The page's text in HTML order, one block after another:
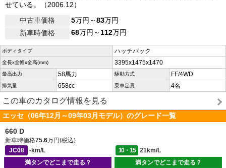
せている。（2006.12）
中古車価格
5万円～83万円
新車時価格
68万円～112万円
ボディタイプ ハッチバック
全長x全幅x全高(mm) 3395x1475x1470
最高出力 58馬力 駆動方式 FF/4WD
排気量 658cc 乗車定員 4名
この車のカタログ情報を見る
エッセ（06年12月～09年03月モデル）のグレード一覧
660 D
新車時価格75.6万円(税込)
JC08
-km/L 10・15
21km/L
満タンでどこまで走る？
満タンでどこまで走る？